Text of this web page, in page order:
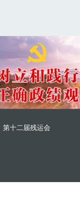
第十二届残运会